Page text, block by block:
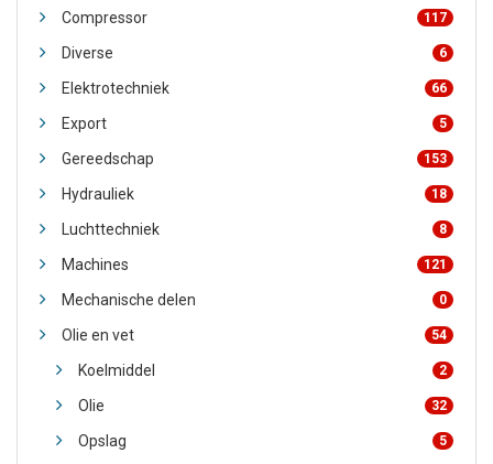
Compressor 117
Diverse 6
Elektrotechniek 66
Export 5
Gereedschap 153
Hydrauliek 18
Luchttechniek 8
Machines 121
Mechanische delen 0
Olie en vet 54
Koelmiddel 2
Olie 32
Opslag 5